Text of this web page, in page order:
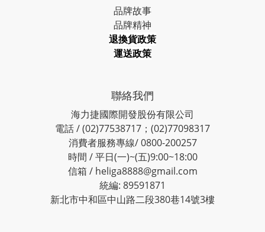
品牌故事
品牌精神
退換貨政策
運送政策
聯絡我們
海力捷國際開發股份有限公司
電話 / (02)77538717；(02)77098317
消費者服務專線/ 0800-200257
時間 / 平日(一)~(五)9:00~18:00
信箱 / heliga8888@gmail.com
統編: 89591871
新北市中和區中山路二段380巷14號3樓